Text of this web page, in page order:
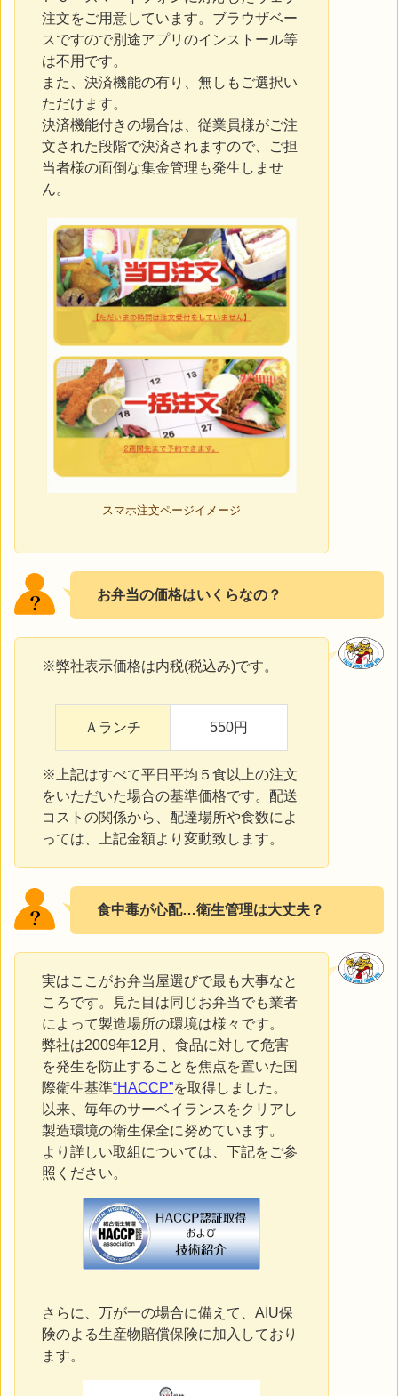
注文をご用意しています。ブラウザベー
スですので別途アプリのインストール等
は不用です。
また、決済機能の有り、無しもご選択い
ただけます。
決済機能付きの場合は、従業員様がご注
文された段階で決済されますので、ご担
当者様の面倒な集金管理も発生しませ
ん。
スマホ注文ページイメージ
お弁当の価格はいくらなの？
※弊社表示価格は内税(税込み)です。
Ａランチ 550円
※上記はすべて平日平均５食以上の注文
をいただいた場合の基準価格です。配送
コストの関係から、配達場所や食数によ
っては、上記金額より変動致します。
食中毒が心配…衛生管理は大丈夫？
実はここがお弁当屋選びで最も大事なと
ころです。見た目は同じお弁当でも業者
によって製造場所の環境は様々です。
弊社は2009年12月、食品に対して危害
を発生を防止することを焦点を置いた国
際衛生基準“HACCP”を取得しました。
以来、毎年のサーベイランスをクリアし
製造環境の衛生保全に努めています。
より詳しい取組については、下記をご参
照ください。
さらに、万が一の場合に備えて、AIU保
険のよる生産物賠償保険に加入しており
ます。